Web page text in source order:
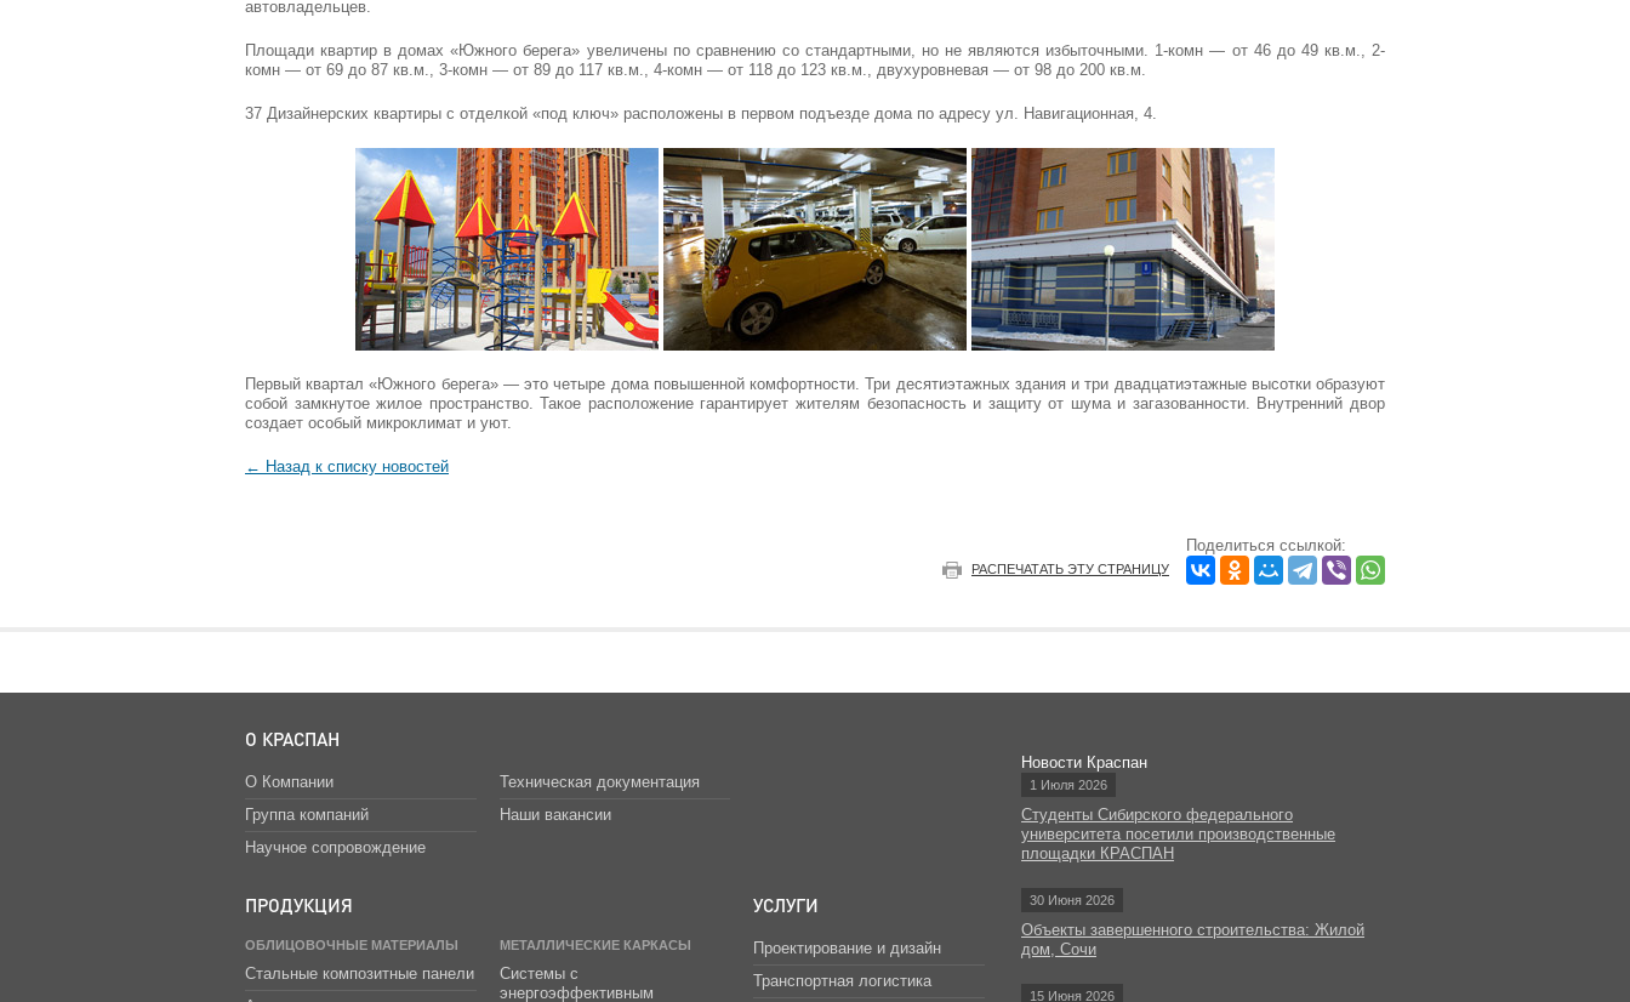
автовладельцев.
Площади квартир в домах «Южного берега» увеличены по сравнению со стандартными, но не являются избыточными. 1-комн — от 46 до 49 кв.м., 2-
комн — от 69 до 87 кв.м., 3-комн — от 89 до 117 кв.м., 4-комн — от 118 до 123 кв.м., двухуровневая — от 98 до 200 кв.м.
37 Дизайнерских квартиры с отделкой «под ключ» расположены в первом подъезде дома по адресу ул. Навигационная, 4.
Первый квартал «Южного берега» — это четыре дома повышенной комфортности. Три десятиэтажных здания и три двадцатиэтажные высотки образуют
собой замкнутое жилое пространство. Такое расположение гарантирует жителям безопасность и защиту от шума и загазованности. Внутренний двор
создает особый микроклимат и уют.
← Назад к списку новостей
РАСПЕЧАТАТЬ ЭТУ СТРАНИЦУ
Поделиться ссылкой:
О КРАСПАН
О Компании
Группа компаний
Научное сопровождение
Техническая документация
Наши вакансии
ПРОДУКЦИЯ
ОБЛИЦОВОЧНЫЕ МАТЕРИАЛЫ
Стальные композитные панели
МЕТАЛЛИЧЕСКИЕ КАРКАСЫ
Системы с
энергоэффективным
УСЛУГИ
Проектирование и дизайн
Транспортная логистика
Новости Краспан
1 Июля 2026
Студенты Сибирского федерального
университета посетили производственные
площадки КРАСПАН
30 Июня 2026
Объекты завершенного строительства: Жилой
дом, Сочи
15 Июня 2026